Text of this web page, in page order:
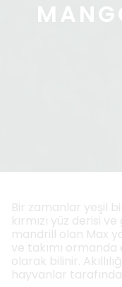
Bir zamanlar yeşil
kırmızı yüz derisi
mandrill olan Max
ve takımı
olarak bilinir.
hayvanlar